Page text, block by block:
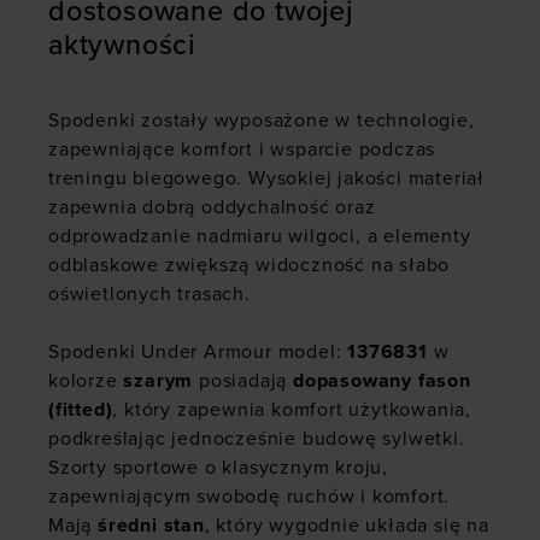
dostosowane do twojej
aktywności
Spodenki zostały wyposażone w technologie,
zapewniające komfort i wsparcie podczas
treningu biegowego. Wysokiej jakości materiał
zapewnia dobrą oddychalność oraz
odprowadzanie nadmiaru wilgoci, a elementy
odblaskowe zwiększą widoczność na słabo
oświetlonych trasach.
Spodenki Under Armour model:1376831 w
kolorzeszarym posiadajądopasowany fason
(fitted), który zapewnia komfort użytkowania,
podkreślając jednocześnie budowę sylwetki.
Szorty sportowe o klasycznym kroju,
zapewniającym swobodę ruchów i komfort.
Mają średni stan, który wygodnie układa się na